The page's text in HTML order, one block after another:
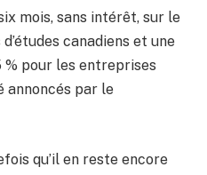
mois, sans intérêt, sur le
canadiens et une
pour les entreprises
annoncés par le
qu’il en reste encore